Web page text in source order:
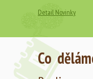
Detail Novinky
Co